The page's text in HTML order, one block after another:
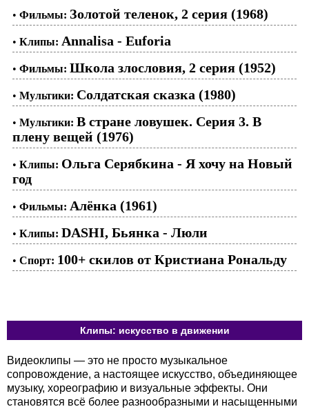
• Фильмы: Золотой теленок, 2 серия (1968)
• Клипы: Annalisa - Euforia
• Фильмы: Школа злословия, 2 серия (1952)
• Мультики: Солдатская сказка (1980)
• Мультики: В стране ловушек. Серия 3. В
плену вещей (1976)
• Клипы: Ольга Серябкина - Я хочу на Новый
год
• Фильмы: Алёнка (1961)
• Клипы: DASHI, Бьянка - Люли
• Спорт: 100+ скилов от Кристиана Рональду
Клипы: искусство в движении
Видеоклипы — это не просто музыкальное
сопровождение, а настоящее искусство, объединяющее
музыку, хореографию и визуальные эффекты. Они
становятся всё более разнообразными и насыщенными